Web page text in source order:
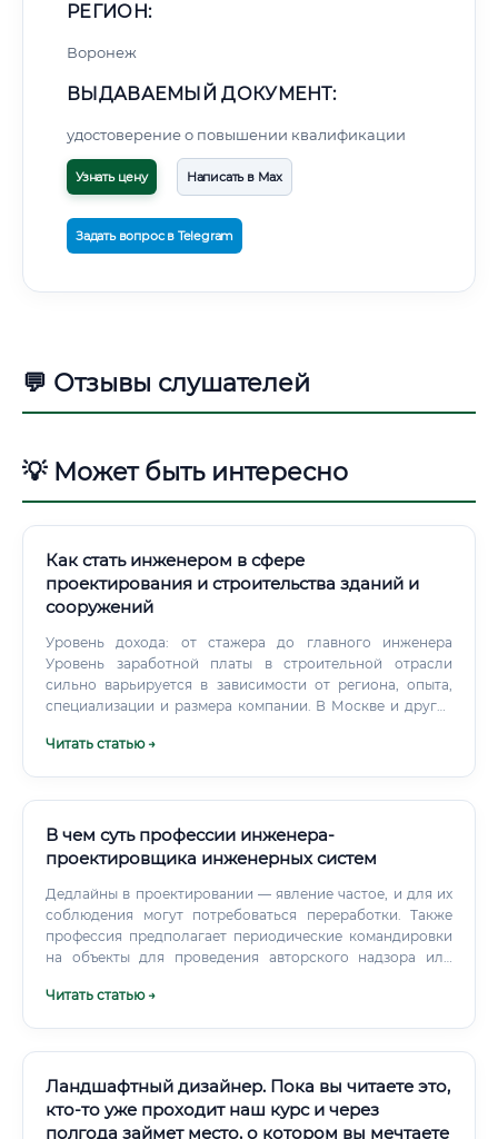
РЕГИОН:
Воронеж
ВЫДАВАЕМЫЙ ДОКУМЕНТ:
удостоверение о повышении квалификации
Узнать цену Написать в Max
Задать вопрос в Telegram
💬 Отзывы слушателей
💡 Может быть интересно
Как стать инженером в сфере
проектирования и строительства зданий и
сооружений
Уровень дохода: от стажера до главного инженера
Уровень заработной платы в строительной отрасли
сильно варьируется в зависимости от региона, опыта,
специализации и размера компании. В Москве и других
на 20-40% выше, чем в среднем по стране. Наибольшие
Читать статью →
В чем суть профессии инженера-
проектировщика инженерных систем
Дедлайны в проектировании — явление частое, и для их
соблюдения могут потребоваться переработки. Также
профессия предполагает периодические командировки
на объекты для проведения авторского надзора или
от компании и конкретного проекта. Уровень заработной
компании.
Читать статью →
Ландшафтный дизайнер. Пока вы читаете это,
кто-то уже проходит наш курс и через
полгода займет место, о котором вы мечтаете